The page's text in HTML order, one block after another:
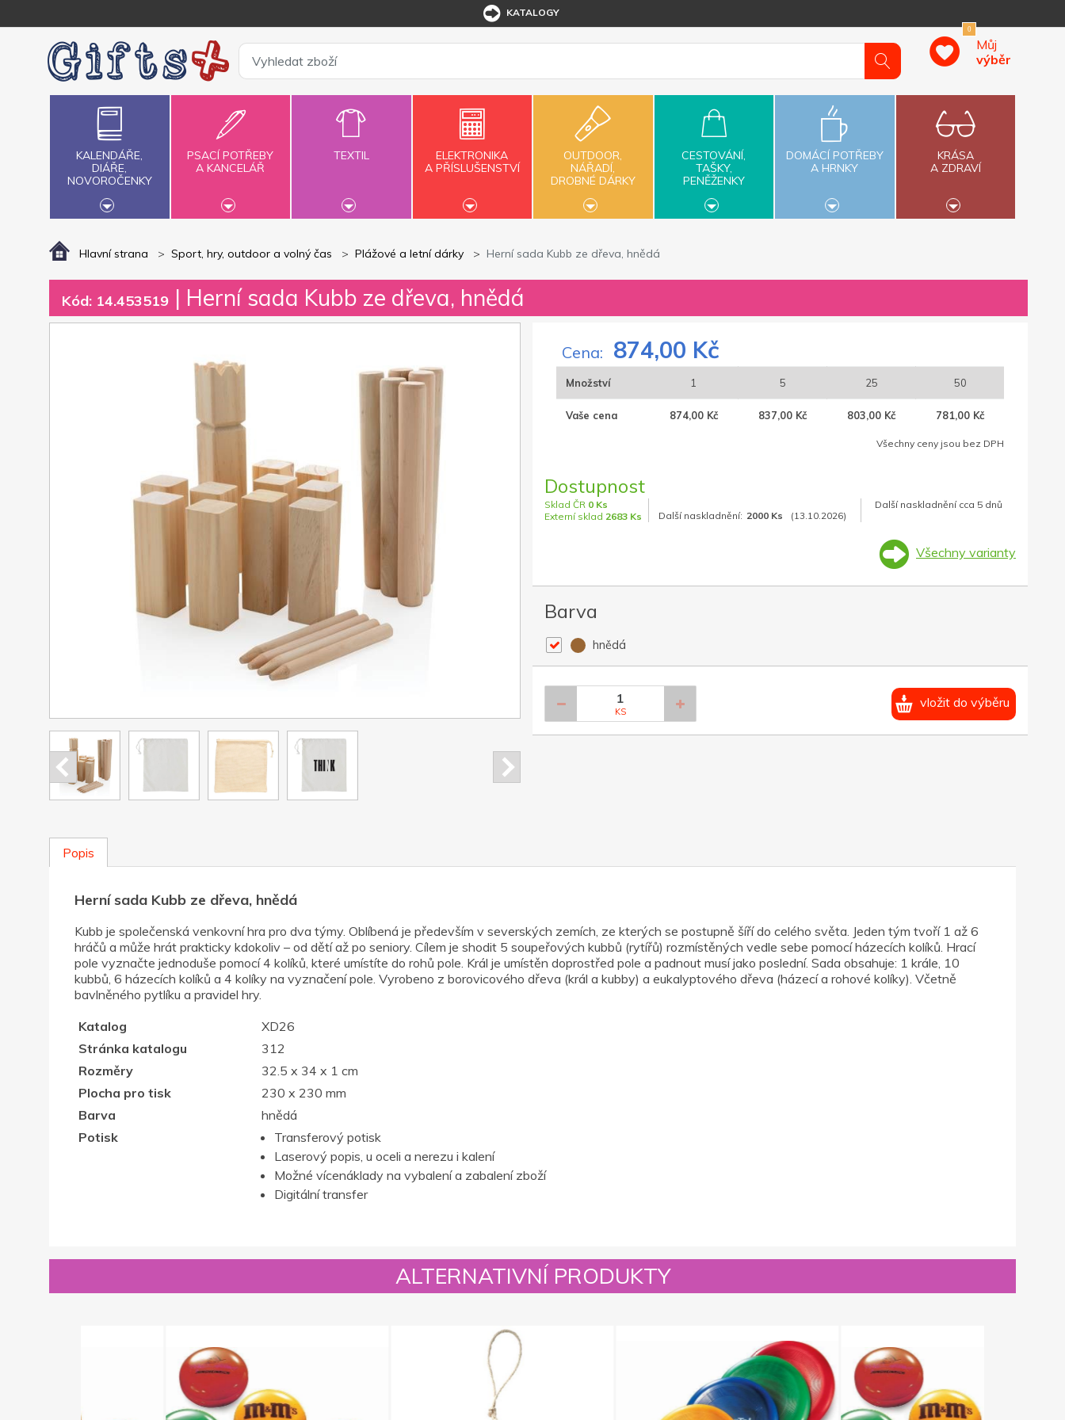
KATALOGY
0
Můj
výběr
KALENDÁŘE,
DIÁŘE,
NOVOROČENKY
PSACÍ POTŘEBY
A KANCELÁŘ
TEXTIL
ELEKTRONIKA
A PŘÍSLUŠENSTVÍ
OUTDOOR,
NÁŘADÍ,
DROBNÉ DÁRKY
CESTOVÁNÍ,
TAŠKY,
PENĚŽENKY
DOMÁCÍ POTŘEBY
A HRNKY
KRÁSA
A ZDRAVÍ
Hlavní strana Sport, hry, outdoor a volný čas Plážové a letní dárky Herní sada Kubb ze dřeva, hnědá
Kód: 14.453519 | Herní sada Kubb ze dřeva, hnědá
Cena: 874,00 Kč
Množství 1 5 25 50
Vaše cena 874,00 Kč 837,00 Kč 803,00 Kč 781,00 Kč
Všechny ceny jsou bez DPH
Dostupnost
Sklad ČR 0 Ks
Externí sklad 2683 Ks Další naskladnění: 2000 Ks (13.10.2026)
Další naskladnění cca 5 dnů
Všechny varianty
Barva
hnědá
KS
vložit do výběru
Popis
Herní sada Kubb ze dřeva, hnědá
Kubb je společenská venkovní hra pro dva týmy. Oblíbená je především v severských zemích, ze kterých se postupně šíří do celého světa. Jeden tým tvoří 1 až 6
hráčů a může hrát prakticky kdokoliv – od dětí až po seniory. Cílem je shodit 5 soupeřových kubbů (rytířů) rozmístěných vedle sebe pomocí házecích kolíků. Hrací
pole vyznačte jednoduše pomocí 4 kolíků, které umístíte do rohů pole. Král je umístěn doprostřed pole a padnout musí jako poslední. Sada obsahuje: 1 krále, 10
kubbů, 6 házecích kolíků a 4 kolíky na vyznačení pole. Vyrobeno z borovicového dřeva (král a kubby) a eukalyptového dřeva (házecí a rohové kolíky). Včetně
bavlněného pytlíku a pravidel hry.
Katalog
XD26
Stránka katalogu
312
Rozměry
32.5 x 34 x 1 cm
Plocha pro tisk
230 x 230 mm
Barva
hnědá
Potisk
Transferový potisk
Laserový popis, u oceli a nerezu i kalení
Možné vícenáklady na vybalení a zabalení zboží
Digitální transfer
ALTERNATIVNÍ PRODUKTY